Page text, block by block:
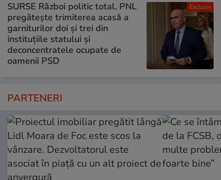
Exclusiv
SURSE Război politic total. PNL
pregătește trimiterea acasă a
garniturilor doi și trei din
instituțiile statului și
deconcentratele ocupate de
oamenii PSD
PARTENERI